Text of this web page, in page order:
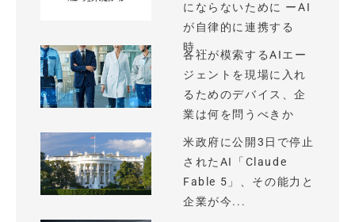
にならないために ーAI
が自律的に連携する
時...
各社が模索するAIエー
ジェントを現場に入れ
るためのデバイス、企
業は何を問うべきか
米政府に公開3日で停止
されたAI「Claude
Fable 5」、その能力と
企業が今...